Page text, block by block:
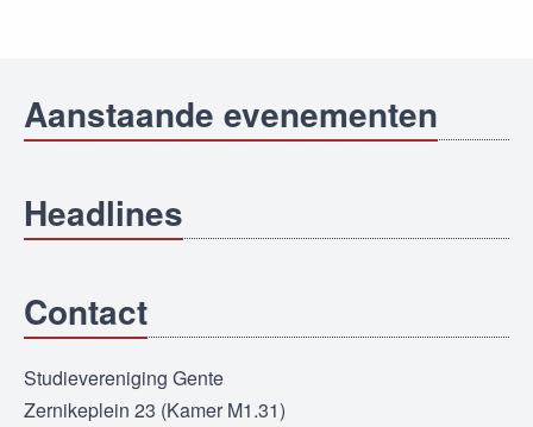
Aanstaande evenementen
Headlines
Contact
Studievereniging Gente
Zernikeplein 23 (Kamer M1.31)